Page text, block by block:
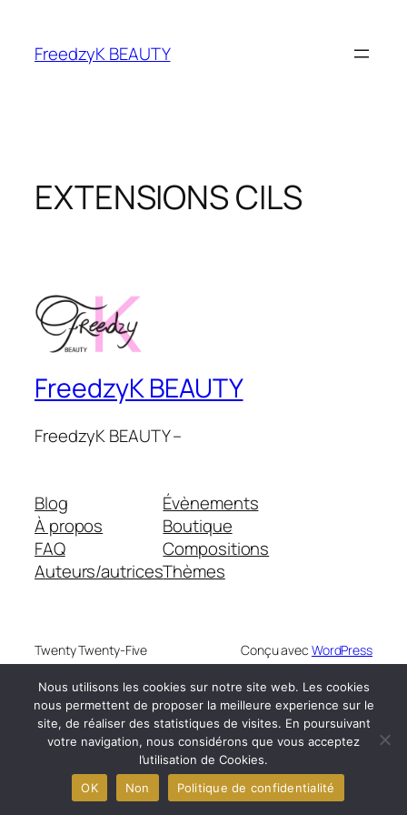
FreedzyK BEAUTY
EXTENSIONS CILS
FreedzyK BEAUTY
FreedzyK BEAUTY –
Blog
À propos
FAQ
Auteurs/autrices
Évènements
Boutique
Compositions
Thèmes
Twenty Twenty-Five Conçu avec WordPress
Nous utilisons les cookies sur notre site web. Les cookies
nous permettent de proposer la meilleure experience sur le
site, de réaliser des statistiques de visites. En poursuivant
votre navigation, nous considérons que vous acceptez
l’utilisation de Cookies.
OK
Non Politique de confidentialité